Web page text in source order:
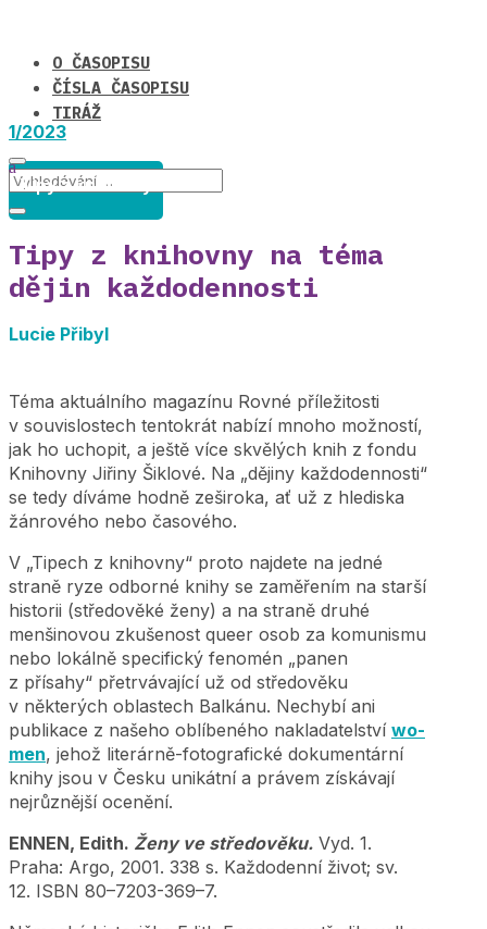
O ČASOPISU
ČÍSLA ČASOPISU
TIRÁŽ
1/2023
Tipy z knihovny
Tipy z knihovny na téma
dějin každodennosti
Lucie Přibyl
Téma aktuálního magazínu Rovné příležitosti
v souvislostech tentokrát nabízí mnoho možností,
jak ho uchopit, a ještě více skvělých knih z fondu
Knihovny Jiřiny Šiklové. Na „dějiny každodennosti“
se tedy díváme hodně zeširoka, ať už z hlediska
žánrového nebo časového.
V „Tipech z knihovny“ proto najdete na jedné
straně ryze odborné knihy se zaměřením na starší
historii (středověké ženy) a na straně druhé
menšinovou zkušenost queer osob za komunismu
nebo lokálně specifický fenomén „panen
z přísahy“ přetrvávající už od středověku
v některých oblastech Balkánu. Nechybí ani
publikace z našeho oblíbeného nakladatelství wo-
men, jehož literárně-fotografické dokumentární
knihy jsou v Česku unikátní a právem získávají
nejrůznější ocenění.
ENNEN, Edith. Ženy ve středověku. Vyd. 1.
Praha: Argo, 2001. 338 s. Každodenní život; sv.
12. ISBN 80–7203-369–7.